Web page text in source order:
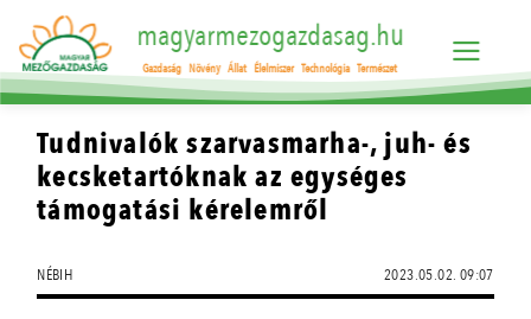
magyarmezogazdasag.hu
Gazdaság Növény Állat Élelmiszer Technológia Természet
Tudnivalók szarvasmarha-, juh- és
kecsketartóknak az egységes
támogatási kérelemről
NÉBIH 2023.05.02. 09:07